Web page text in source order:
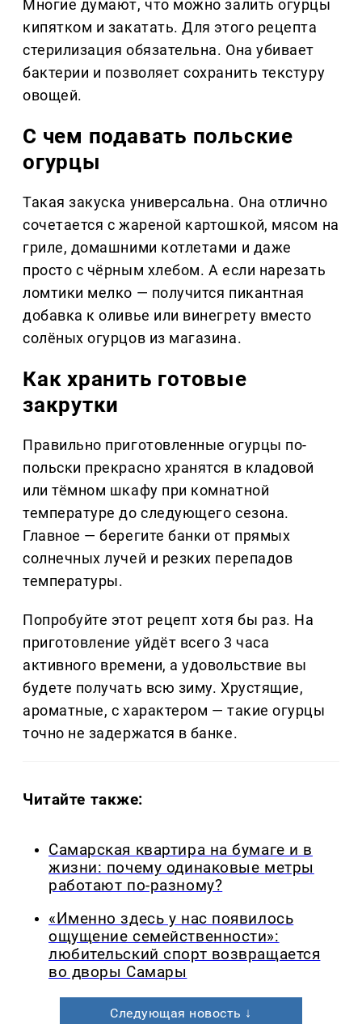
Многие думают, что можно залить огурцы
кипятком и закатать. Для этого рецепта
стерилизация обязательна. Она убивает
бактерии и позволяет сохранить текстуру
овощей.
С чем подавать польские
огурцы
Такая закуска универсальна. Она отлично
сочетается с жареной картошкой, мясом на
гриле, домашними котлетами и даже
просто с чёрным хлебом. А если нарезать
ломтики мелко — получится пикантная
добавка к оливье или винегрету вместо
солёных огурцов из магазина.
Как хранить готовые
закрутки
Правильно приготовленные огурцы по-
польски прекрасно хранятся в кладовой
или тёмном шкафу при комнатной
температуре до следующего сезона.
Главное — берегите банки от прямых
солнечных лучей и резких перепадов
температуры.
Попробуйте этот рецепт хотя бы раз. На
приготовление уйдёт всего 3 часа
активного времени, а удовольствие вы
будете получать всю зиму. Хрустящие,
ароматные, с характером — такие огурцы
точно не задержатся в банке.
Читайте также:
Самарская квартира на бумаге и в
жизни: почему одинаковые метры
работают по-разному?
«Именно здесь у нас появилось
ощущение семейственности»:
любительский спорт возвращается
во дворы Самары
Следующая новость ↓